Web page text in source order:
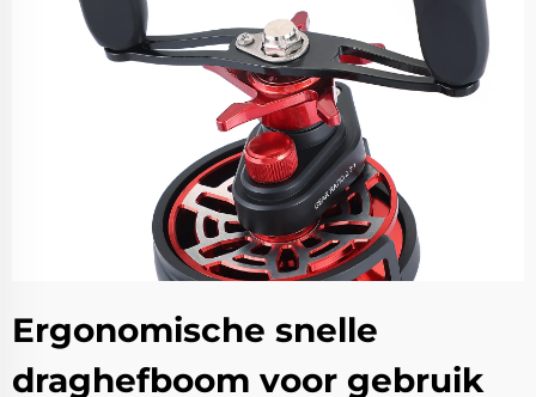
Ergonomische snelle
draghefboom voor gebruik